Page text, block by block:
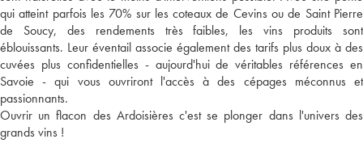
qui atteint parfois les 70% sur les coteaux de Cevins ou de Saint Pierre
de Soucy, des rendements très faibles, les vins produits sont
éblouissants. Leur éventail associe également des tarifs plus doux à des
cuvées plus confidentielles - aujourd'hui de véritables références en
Savoie - qui vous ouvriront l'accès à des cépages méconnus et
passionnants.
Ouvrir un flacon des Ardoisières c'est se plonger dans l'univers des
grands vins !